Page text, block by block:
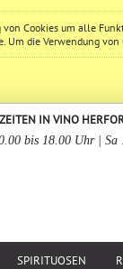
von Cookies um alle
Um die Verwendung
IN VINO
bis 18.00 Uhr | Sa
SPIRITUOSEN